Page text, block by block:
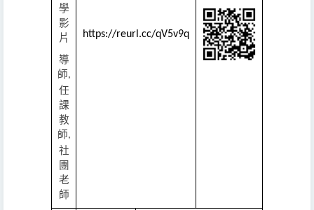
學
影
片
導
師,
任
課
教
師,
社
團
老
師
https://reurl.cc/qV5v9q